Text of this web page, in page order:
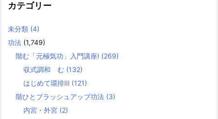
カテゴリー
未分類 (4)
功法 (1,749)
階む「元極気功」入門講座Ⅰ (269)
収式調和 む (132)
はじめて環排Ⅲ (121)
階ひとブラッシュアップ功法 (3)
内宮・外宮 (2)